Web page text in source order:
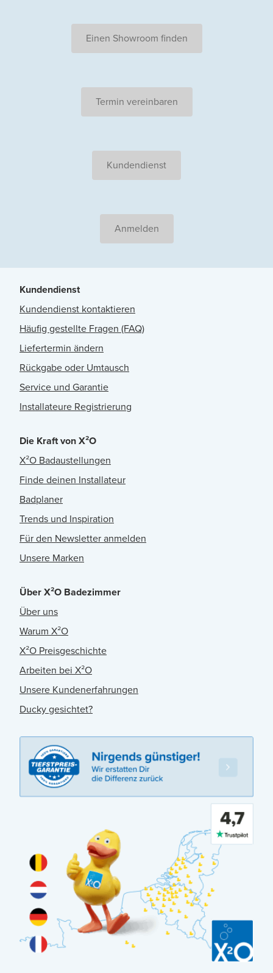
Einen Showroom finden
Termin vereinbaren
Kundendienst
Anmelden
Kundendienst
Kundendienst kontaktieren
Häufig gestellte Fragen (FAQ)
Liefertermin ändern
Rückgabe oder Umtausch
Service und Garantie
Installateure Registrierung
Die Kraft von X²O
X²O Badaustellungen
Finde deinen Installateur
Badplaner
Trends und Inspiration
Für den Newsletter anmelden
Unsere Marken
Über X²O Badezimmer
Über uns
Warum X²O
X²O Preisgeschichte
Arbeiten bei X²O
Unsere Kundenerfahrungen
Ducky gesichtet?